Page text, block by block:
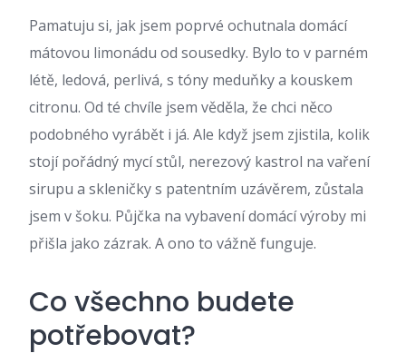
Pamatuju si, jak jsem poprvé ochutnala domácí
mátovou limonádu od sousedky. Bylo to v parném
létě, ledová, perlivá, s tóny meduňky a kouskem
citronu. Od té chvíle jsem věděla, že chci něco
podobného vyrábět i já. Ale když jsem zjistila, kolik
stojí pořádný mycí stůl, nerezový kastrol na vaření
sirupu a skleničky s patentním uzávěrem, zůstala
jsem v šoku. Půjčka na vybavení domácí výroby mi
přišla jako zázrak. A ono to vážně funguje.
Co všechno budete
potřebovat?